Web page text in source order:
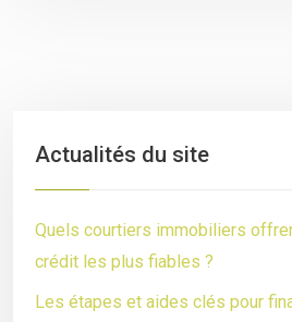
Actualités du site
Quels courtiers immobiliers
crédit les plus fiables ?
Les étapes et aides clés pour